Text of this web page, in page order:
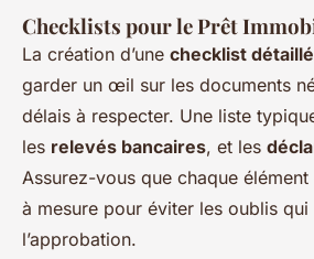
Checklists pour le Prêt
La création d’une checklist
garder un œil sur les documents
délais à respecter. Une liste
les relevés bancaires, et les
Assurez-vous que chaque
à mesure pour éviter les oublis
l’approbation.